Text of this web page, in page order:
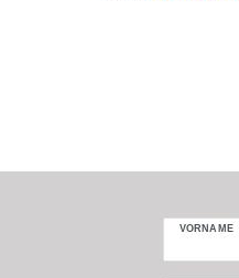
VORNAME